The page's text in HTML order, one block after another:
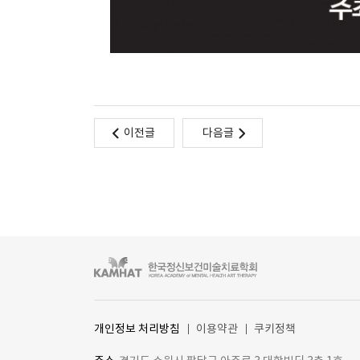
이전글 다음글
개인정보 처리방침 이용약관 쿠키정책